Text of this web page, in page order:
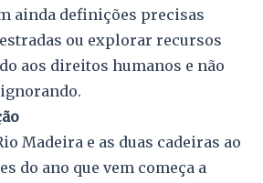
ainda definições precisas
ou explorar recursos
aos direitos humanos e não
Madeira e as duas cadeiras ao
do ano que vem começa a